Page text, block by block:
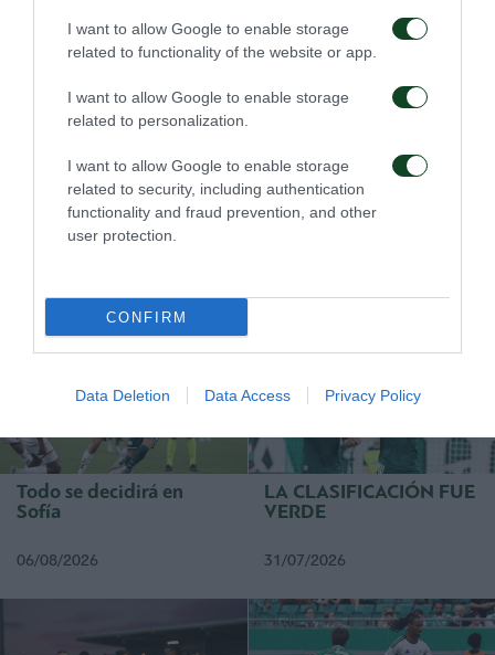
I want to allow Google to enable storage
related to functionality of the website or app.
I want to allow Google to enable storage
related to personalization.
I want to allow Google to enable storage
related to security, including authentication
functionality and fraud prevention, and other
user protection.
CONFIRM
Data Deletion Data Access Privacy Policy
Αitor), Jatziyiovanis (65’ Νgbakoto), Carlitos
S Yiannina: Lodygin, Salikas, Pantelakis, Κargas,
Peersman, Dominguez. Castro (87᾽ Εrramouspe),
Κartalis, Εleftheriadis, Μiliceanou (76᾽Κrizman),
Pamlidis (65’ Νaoumets)
COMPETIY
Todo se decidirá en
Sofía
06/08/2026
LA CLASIFICACIÓN FUE
VERDE
31/07/2026